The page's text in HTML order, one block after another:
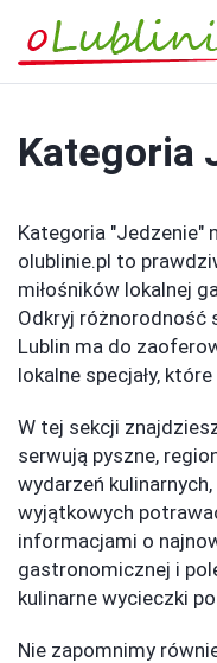
Kategoria
Kategoria "Jedzenie"
olublinie.pl to
miłośników lokalnej
Odkryj różnorodność
Lublin ma do
lokalne specjały,
W tej sekcji
serwują pyszne,
wydarzeń
wyjątkowych
informacjami o
gastronomicznej i
kulinarne wycieczki
Nie zapomnimy